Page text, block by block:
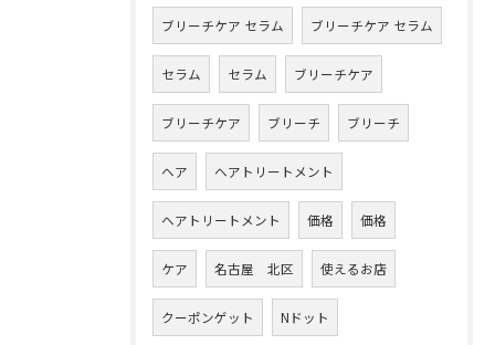
ブリーチケア セラム ブリーチケア セラム
セラム セラム ブリーチケア
ブリーチケア ブリーチ ブリーチ
ヘア ヘアトリートメント
ヘアトリートメント 価格 価格
ケア 名古屋 北区 使えるお店
クーポンゲット Nドット